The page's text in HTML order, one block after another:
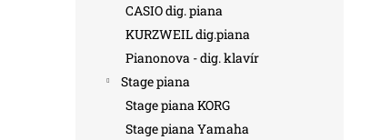
CASIO dig. piana
KURZWEIL dig.piana
Pianonova - dig. klavír
Stage piana
Stage piana KORG
Stage piana Yamaha